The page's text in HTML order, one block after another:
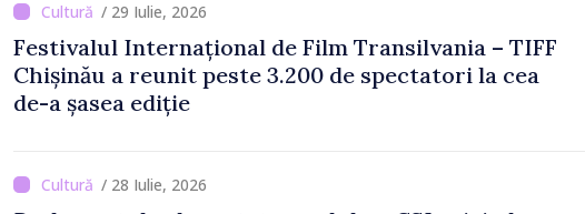
/ 29 Iulie, 2026
Festivalul Internațional de Film Transilvania – TIFF
Chișinău a reunit peste 3.200 de spectatori la cea
de-a șasea ediție
/ 28 Iulie, 2026